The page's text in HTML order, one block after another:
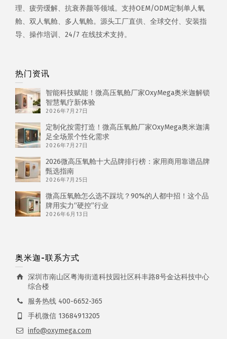
理、疲劳缓解、抗衰养颜等领域。支持OEM/ODM定制单人氧
舱、双人氧舱、多人氧舱。源头工厂直供、全球交付、安装指
导、操作培训、24/7 在线技术支持。
热门资讯
智能科技赋能！微高压氧舱厂家OxyMega奥米迦解锁
智慧氧疗新体验
2026年7月27日
定制化按需打造！微高压氧舱厂家OxyMega奥米迦满
足全场景个性化需求
2026年7月27日
2026微高压氧舱十大品牌排行榜：家用商用靠谱品牌
甄选指南
2026年7月25日
微高压氧舱怎么选不踩坑？90%的人都中招！这个品
牌用实力“硬控”行业
2026年6月13日
奥米迦-联系方式
深圳市南山区粤海街道科技园社区科丰路8号金达科技中心
综合楼
服务热线 400-6652-365
手机微信 13684913205
info@oxymega.com